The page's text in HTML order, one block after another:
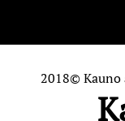
2018© Kauno